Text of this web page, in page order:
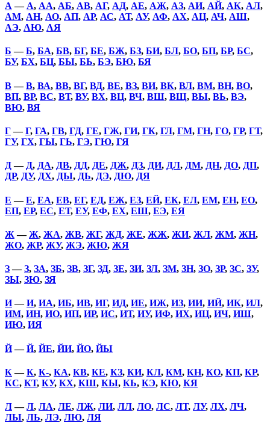
А — А, АА, АБ, АВ, АГ, АД, АЕ, АЖ, АЗ, АИ, АЙ, АК, АЛ,
АМ, АН, АО, АП, АР, АС, АТ, АУ, АФ, АХ, АЦ, АЧ, АШ,
АЭ, АЮ, АЯ
Б —Б, БА, БВ, БГ, БЕ, БЖ, БЗ, БИ, БЛ, БО, БП, БР, БС,
БУ, БХ, БЦ, БЫ, БЬ, БЭ, БЮ, БЯ
В—В, ВА, ВВ, ВГ, ВД, ВЕ, ВЗ, ВИ, ВК, ВЛ, ВМ, ВН, ВО,
ВП, ВР, ВС, ВТ, ВУ, ВХ, ВЦ, ВЧ, ВШ, ВЩ, ВЫ, ВЬ, ВЭ,
ВЮ, ВЯ
Г—Г, ГА, ГВ, ГД, ГЕ, ГЖ, ГИ, ГК, ГЛ, ГМ, ГН, ГО, ГР, ГТ,
ГУ, ГХ, ГЫ, ГЬ, ГЭ, ГЮ, ГЯ
Д— Д, ДА, ДВ, ДД, ДЕ, ДЖ, ДЗ, ДИ, ДЛ, ДМ, ДН, ДО, ДП,
ДР, ДУ, ДХ, ДЫ, ДЬ, ДЭ, ДЮ, ДЯ
Е —Е, ЕА, ЕВ, ЕГ, ЕД, ЕЖ, ЕЗ, ЕЙ, ЕК, ЕЛ, ЕМ, ЕН, ЕО,
ЕП, ЕР, ЕС, ЕТ, ЕУ, ЕФ, ЕХ, ЕШ, ЕЭ, ЕЯ
Ж —Ж, ЖА, ЖВ, ЖГ, ЖД, ЖЕ, ЖЖ, ЖИ, ЖЛ, ЖМ, ЖН,
ЖО, ЖР, ЖУ, ЖЭ, ЖЮ, ЖЯ
З—З, ЗА, ЗБ, ЗВ, ЗГ, ЗД, ЗЕ, ЗИ, ЗЛ, ЗМ, ЗН, ЗО, ЗР, ЗС, ЗУ,
ЗЫ, ЗЮ, ЗЯ
И—И, ИА, ИБ, ИВ, ИГ, ИД, ИЕ, ИЖ, ИЗ, ИИ, ИЙ, ИК, ИЛ,
ИМ, ИН, ИО, ИП, ИР, ИС, ИТ, ИУ, ИФ, ИХ, ИЦ, ИЧ, ИШ,
ИЮ, ИЯ
Й—Й, ЙЕ, ЙИ, ЙО, ЙЫ
К—К, К-, КА, КВ, КЕ, КЗ, КИ, КЛ, КМ, КН, КО, КП, КР,
КС, КТ, КУ, КХ, КШ, КЫ, КЬ, КЭ, КЮ, КЯ
Л—Л, ЛА, ЛЕ, ЛЖ, ЛИ, ЛЛ, ЛО, ЛС, ЛТ, ЛУ, ЛХ, ЛЧ,
ЛЫ, ЛЬ, ЛЭ, ЛЮ, ЛЯ